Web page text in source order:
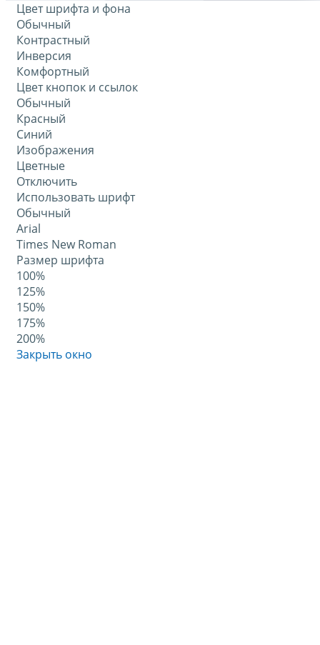
Цвет шрифта и фона
Обычный
Контрастный
Инверсия
Комфортный
Цвет кнопок и ссылок
Обычный
Красный
Синий
Изображения
Цветные
Отключить
Использовать шрифт
Обычный
Arial
Times New Roman
Размер шрифта
100%
125%
150%
175%
200%
Закрыть окно